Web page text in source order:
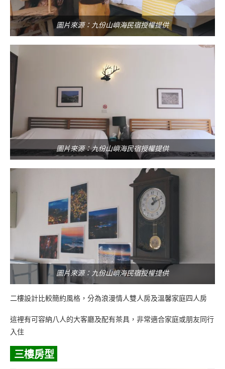
圖片來源：九份山嶼海民宿授權提供
圖片來源：九份山嶼海民宿授權提供
圖片來源：九份山嶼海民宿授權提供
二樓設計比較簡約風格，分為浪漫情人雙人房及溫馨家庭四人房
這裡有可容納八人的大客廳及配有茶具，非常適合家庭或朋友同行
入住
三樓房型